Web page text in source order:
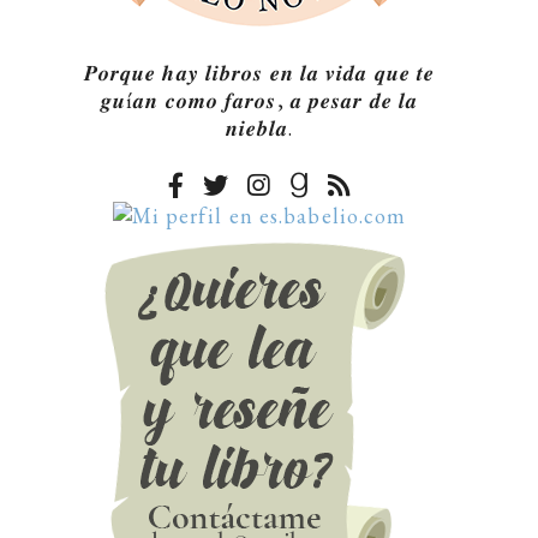
𝑷𝒐𝒓𝒒𝒖𝒆 𝒉𝒂𝒚 𝒍𝒊𝒃𝒓𝒐𝒔 𝒆𝒏 𝒍𝒂 𝒗𝒊𝒅𝒂 𝒒𝒖𝒆 𝒕𝒆
𝒈𝒖í𝒂𝒏 𝒄𝒐𝒎𝒐 𝒇𝒂𝒓𝒐𝒔, 𝒂 𝒑𝒆𝒔𝒂𝒓 𝒅𝒆 𝒍𝒂
𝒏𝒊𝒆𝒃𝒍𝒂.